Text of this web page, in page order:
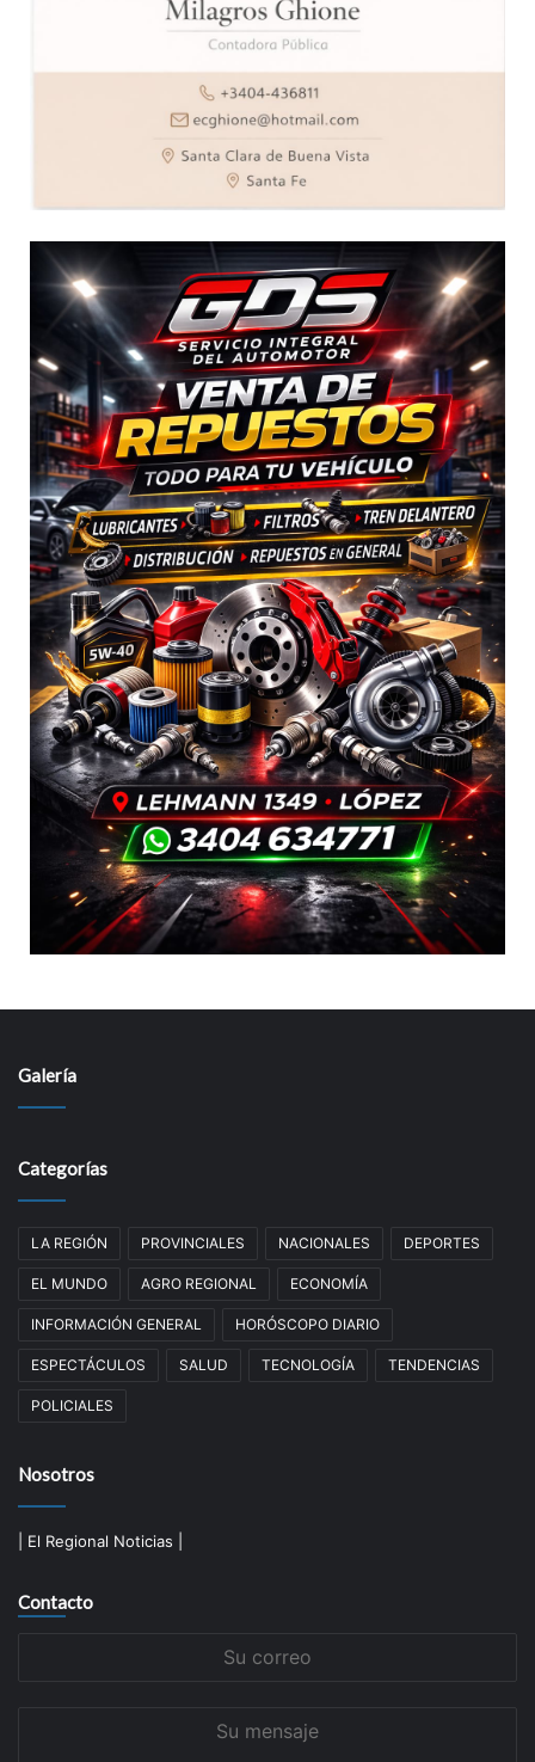
Galería
Categorías
LA REGIÓN PROVINCIALES NACIONALES DEPORTES
EL MUNDO AGRO REGIONAL ECONOMÍA
INFORMACIÓN GENERAL HORÓSCOPO DIARIO
ESPECTÁCULOS SALUD TECNOLOGÍA TENDENCIAS
POLICIALES
Nosotros
| El Regional Noticias |
Contacto